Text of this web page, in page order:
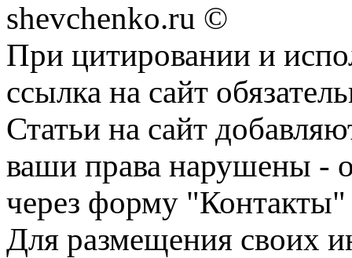
shevchenko.ru ©
При цитировании и
ссылка на сайт
Статьи на сайт
ваши права нарушены -
через форму "Контакты"
Для размещения своих